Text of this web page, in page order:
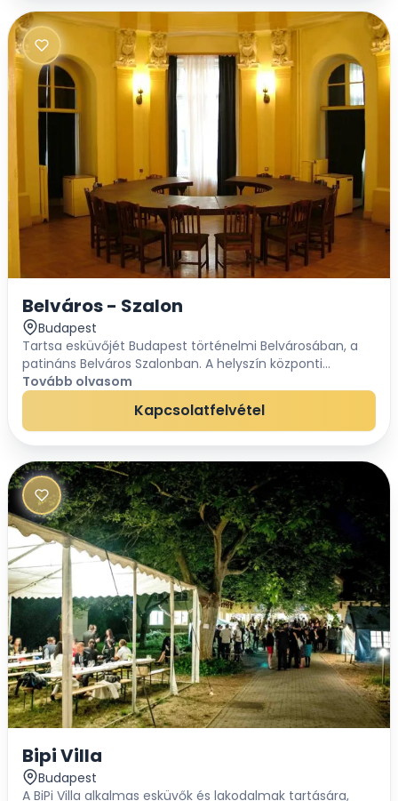
Belváros - Szalon
Budapest
Tartsa esküvőjét Budapest történelmi Belvárosában, a
patináns Belváros Szalonban. A helyszín központi
elhelyezkedése egyedülálló lehetőséget biztosít, hiszen
mindössze 2 percre található...
Tovább olvasom
Kapcsolatfelvétel
Bipi Villa
Budapest
A BiPi Villa alkalmas esküvők és lakodalmak tartására,